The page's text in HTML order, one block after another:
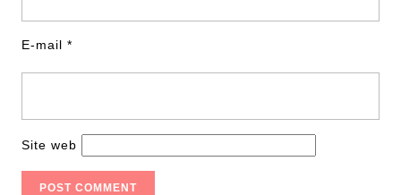
E-mail *
Site web